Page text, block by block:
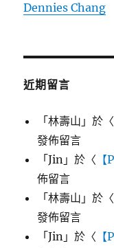
Dennies Chang
近期留言
「林壽山 」於〈
發佈留言
「Jin 」於〈
佈留言
「林壽山 」於〈
發佈留言
「Jin 」於〈